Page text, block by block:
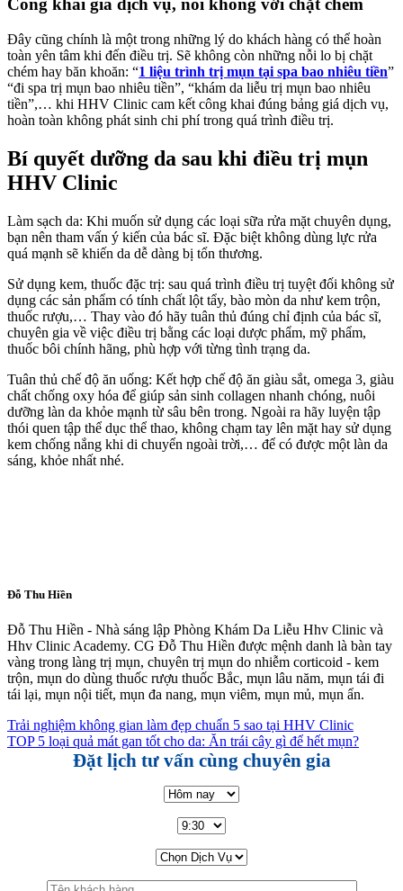
Công khai giá dịch vụ, nói không với chặt chém
Đây cũng chính là một trong những lý do khách hàng có thể hoàn
toàn yên tâm khi đến điều trị. Sẽ không còn những nỗi lo bị chặt
chém hay băn khoăn: “1 liệu trình trị mụn tại spa bao nhiêu tiền”
“đi spa trị mụn bao nhiêu tiền”, “khám da liễu trị mụn bao nhiêu
tiền”,… khi HHV Clinic cam kết công khai đúng bảng giá dịch vụ,
hoàn toàn không phát sinh chi phí trong quá trình điều trị.
Bí quyết dưỡng da sau khi điều trị mụn
HHV Clinic
Làm sạch da: Khi muốn sử dụng các loại sữa rửa mặt chuyên dụng,
bạn nên tham vấn ý kiến của bác sĩ. Đặc biệt không dùng lực rửa
quá mạnh sẽ khiến da dễ dàng bị tổn thương.
Sử dụng kem, thuốc đặc trị: sau quá trình điều trị tuyệt đối không sử
dụng các sản phẩm có tính chất lột tẩy, bào mòn da như kem trộn,
thuốc rượu,… Thay vào đó hãy tuân thủ đúng chỉ định của bác sĩ,
chuyên gia về việc điều trị bằng các loại dược phẩm, mỹ phẩm,
thuốc bôi chính hãng, phù hợp với từng tình trạng da.
Tuân thủ chế độ ăn uống: Kết hợp chế độ ăn giàu sắt, omega 3, giàu
chất chống oxy hóa để giúp sản sinh collagen nhanh chóng, nuôi
dưỡng làn da khỏe mạnh từ sâu bên trong. Ngoài ra hãy luyện tập
thói quen tập thể dục thể thao, không chạm tay lên mặt hay sử dụng
kem chống nắng khi di chuyển ngoài trời,… để có được một làn da
sáng, khỏe nhất nhé.
Đỗ Thu Hiền
Đỗ Thu Hiền - Nhà sáng lập Phòng Khám Da Liễu Hhv Clinic và
Hhv Clinic Academy. CG Đỗ Thu Hiền được mệnh danh là bàn tay
vàng trong làng trị mụn, chuyên trị mụn do nhiễm corticoid - kem
trộn, mụn do dùng thuốc rượu thuốc Bắc, mụn lâu năm, mụn tái đi
tái lại, mụn nội tiết, mụn đa nang, mụn viêm, mụn mủ, mụn ẩn.
Trải nghiệm không gian làm đẹp chuẩn 5 sao tại HHV Clinic
TOP 5 loại quả mát gan tốt cho da: Ăn trái cây gì để hết mụn?
Đặt lịch tư vấn cùng chuyên gia